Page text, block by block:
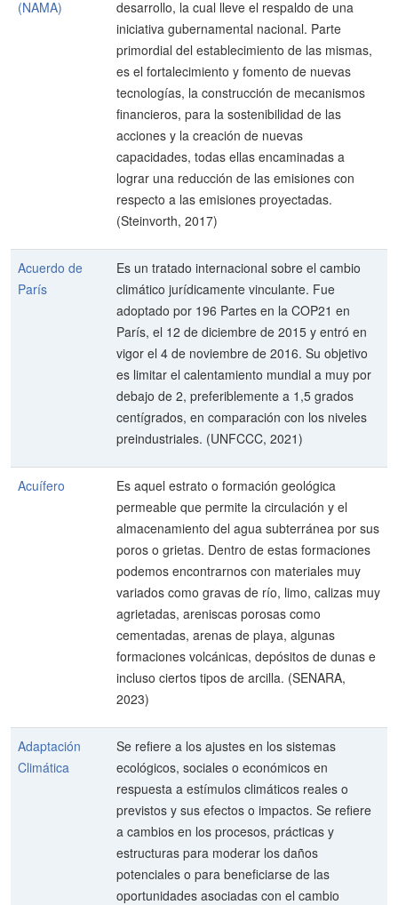
(NAMA)
desarrollo, la cual lleve el respaldo de una
iniciativa gubernamental nacional. Parte
primordial del establecimiento de las mismas,
es el fortalecimiento y fomento de nuevas
tecnologías, la construcción de mecanismos
financieros, para la sostenibilidad de las
acciones y la creación de nuevas
capacidades, todas ellas encaminadas a
lograr una reducción de las emisiones con
respecto a las emisiones proyectadas.
(Steinvorth, 2017)
Acuerdo de
París
Es un tratado internacional sobre el cambio
climático jurídicamente vinculante. Fue
adoptado por 196 Partes en la COP21 en
París, el 12 de diciembre de 2015 y entró en
vigor el 4 de noviembre de 2016. Su objetivo
es limitar el calentamiento mundial a muy por
debajo de 2, preferiblemente a 1,5 grados
centígrados, en comparación con los niveles
preindustriales. (UNFCCC, 2021)
Acuífero
Es aquel estrato o formación geológica
permeable que permite la circulación y el
almacenamiento del agua subterránea por sus
poros o grietas. Dentro de estas formaciones
podemos encontrarnos con materiales muy
variados como gravas de río, limo, calizas muy
agrietadas, areniscas porosas como
cementadas, arenas de playa, algunas
formaciones volcánicas, depósitos de dunas e
incluso ciertos tipos de arcilla. (SENARA,
2023)
Adaptación
Climática
Se refiere a los ajustes en los sistemas
ecológicos, sociales o económicos en
respuesta a estímulos climáticos reales o
previstos y sus efectos o impactos. Se refiere
a cambios en los procesos, prácticas y
estructuras para moderar los daños
potenciales o para beneficiarse de las
oportunidades asociadas con el cambio